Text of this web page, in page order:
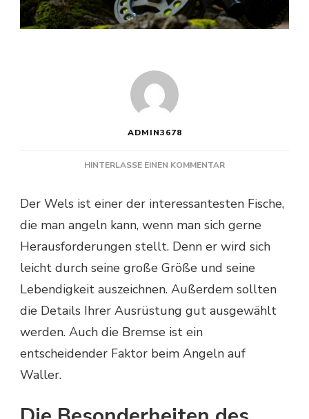
ADMIN3678
HINTERLASSE EINEN KOMMENTARZU
FÜR
DIE
Der Wels ist einer der interessantesten Fische,
die man angeln kann, wenn man sich gerne
Herausforderungen stellt. Denn er wird sich
leicht durch seine große Größe und seine
Lebendigkeit auszeichnen. Außerdem sollten
die Details Ihrer Ausrüstung gut ausgewählt
werden. Auch die Bremse ist ein
entscheidender Faktor beim Angeln auf
Waller.